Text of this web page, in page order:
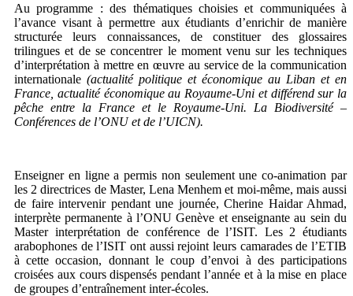
Au programme : des thématiques choisies et communiquées à
l’avance visant à permettre aux étudiants d’enrichir de manière
structurée leurs connaissances, de constituer des glossaires
trilingues et de se concentrer le moment venu sur les techniques
d’interprétation à mettre en œuvre au service de la communication
internationale (actualité politique et économique au Liban et en
France, actualité économique au Royaume-Uni et différend sur la
pêche entre la France et le Royaume-Uni. La Biodiversité –
Conférences de l’ONU et de l’UICN).
Enseigner en ligne a permis non seulement une co-animation par
les 2 directrices de Master, Lena Menhem et moi-même, mais aussi
de faire intervenir pendant une journée, Cherine Haidar Ahmad,
interprète permanente à l’ONU Genève et enseignante au sein du
Master interprétation de conférence de l’ISIT. Les 2 étudiants
arabophones de l’ISIT ont aussi rejoint leurs camarades de l’ETIB
à cette occasion, donnant le coup d’envoi à des participations
croisées aux cours dispensés pendant l’année et à la mise en place
de groupes d’entraînement inter-écoles.